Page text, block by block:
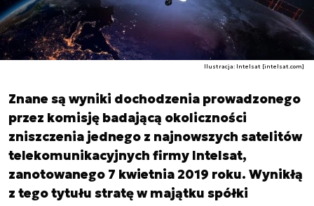
Ilustracja: Intelsat [intelsat.com]
Znane są wyniki dochodzenia prowadzonego
przez komisję badającą okoliczności
zniszczenia jednego z najnowszych satelitów
telekomunikacyjnych firmy Intelsat,
zanotowanego 7 kwietnia 2019 roku. Wynikłą
z tego tytułu stratę w majątku spółki